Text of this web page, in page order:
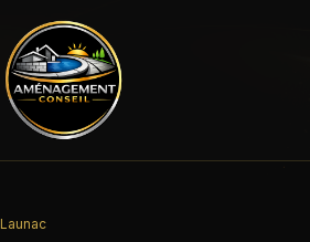
Launac